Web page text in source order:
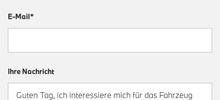
E-Mail*
Ihre Nachricht